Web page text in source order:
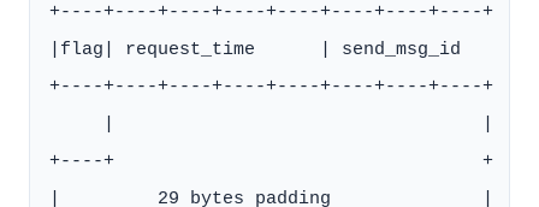
+----+----+----+----+----+----+----+----+
|flag| request_time      | send_msg_id
+----+----+----+----+----+----+----+----+
+----+                                  +
|         29 bytes padding              |